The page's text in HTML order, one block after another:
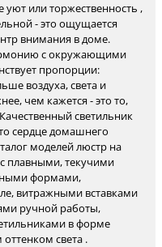
или торжественность ,
- это ощущается
внимания в доме.
с окружающими
пропорции:
воздуха, света и
чем кажется - это то,
светильник
сердце домашнего
моделей люстр на
плавными, текучими
формами,
витражными вставками
ручной работы,
в форме
света .